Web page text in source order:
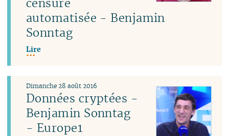
automatisée - Benjamin
Sonntag
Lire
Données cryptées -
Benjamin Sonntag
- Europe1
Dimanche 28 août 2016